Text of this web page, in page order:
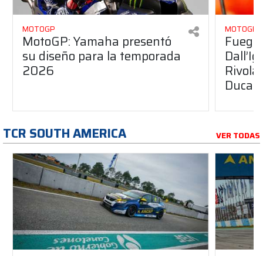
MOTOGP
MotoGP: Yamaha presentó
su diseño para la temporada
2026
MOTOGP
Ducati
TCR SOUTH AMERICA VER TODAS